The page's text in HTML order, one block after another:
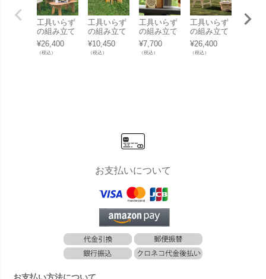
工具いらず
の組み立て
式ローテー
ブル 「ヨカ
（YOKA）
¥26,400
（税込）
工具いらず
の組み立て
式スツール
「ヨカ （Y
OKA） パ
¥10,450
（税込）
工具いらず
の組み立て
式アコース
ティックス
ピーカー
コースティ
ックスピー
¥7,700
（税込）
工具いらず
の組み立て
式チェア
「ヨカ （Y
OKA） パ
¥26,400
（税込）
「ガ
お支払いについて